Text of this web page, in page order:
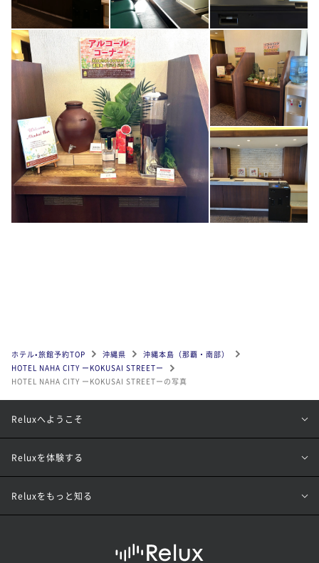
ホテル•旅館予約TOP 沖縄県
沖縄本島（那覇・南部）
HOTEL NAHA CITY ーKOKUSAI STREETー
HOTEL NAHA CITY ーKOKUSAI STREETーの写真
Reluxへようこそ
Reluxを体験する
Reluxをもっと知る